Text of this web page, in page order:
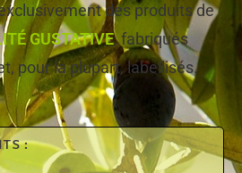
des produits de
GUSTATIVE, fabriqués
pour la plupart, labellisés.
: